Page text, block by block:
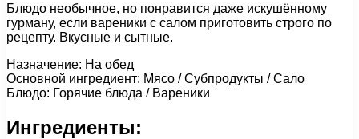
Блюдо необычное, но понравится даже искушённому
гурману, если вареники с салом приготовить строго по
рецепту. Вкусные и сытные.
Назначение: На обед
Основной ингредиент: Мясо / Субпродукты / Сало
Блюдо: Горячие блюда / Вареники
Ингредиенты: